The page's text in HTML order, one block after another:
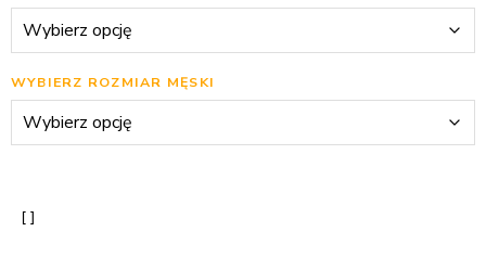
WYBIERZ ROZMIAR MĘSKI